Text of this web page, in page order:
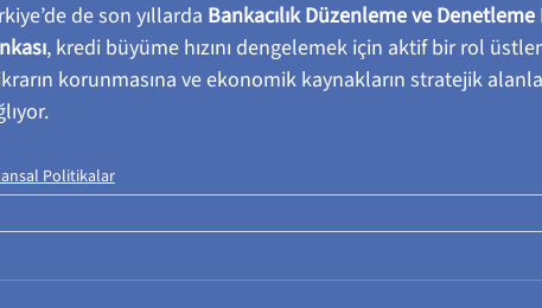
de son yıllarda Bankacılık Düzenleme ve
, kredi büyüme hızını dengelemek için aktif bir rol
korunmasına ve ekonomik kaynakların stratejik
Politikalar